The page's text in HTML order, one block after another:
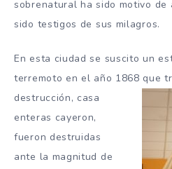
sobrenatural ha sido motivo
sido testigos de sus milagros.
En esta ciudad se suscito un
terremoto en el año 1868 que
destrucción, casa
enteras cayeron,
fueron destruidas
ante la magnitud de